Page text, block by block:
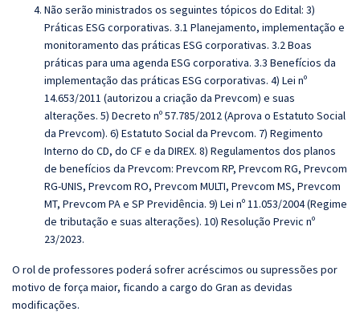
Não serão ministrados os seguintes tópicos do Edital: 3)
Práticas ESG corporativas. 3.1 Planejamento, implementação e
monitoramento das práticas ESG corporativas. 3.2 Boas
práticas para uma agenda ESG corporativa. 3.3 Benefícios da
implementação das práticas ESG corporativas. 4) Lei nº
14.653/2011 (autorizou a criação da Prevcom) e suas
alterações. 5) Decreto nº 57.785/2012 (Aprova o Estatuto Social
da Prevcom). 6) Estatuto Social da Prevcom. 7) Regimento
Interno do CD, do CF e da DIREX. 8) Regulamentos dos planos
de benefícios da Prevcom: Prevcom RP, Prevcom RG, Prevcom
RG‐UNIS, Prevcom RO, Prevcom MULTI, Prevcom MS, Prevcom
MT, Prevcom PA e SP Previdência. 9) Lei nº 11.053/2004 (Regime
de tributação e suas alterações). 10) Resolução Previc nº
23/2023.
O rol de professores poderá sofrer acréscimos ou supressões por
motivo de força maior, ficando a cargo do Gran as devidas
modificações.